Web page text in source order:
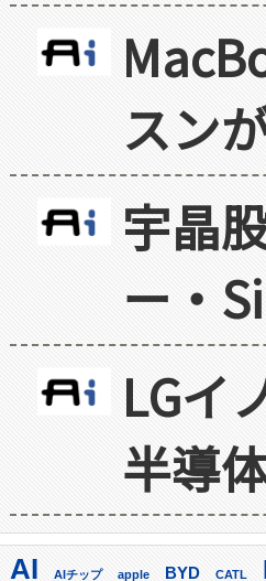
スン
宇晶
ー・
LGイ
半導
AI AIチップ apple BYD CATL